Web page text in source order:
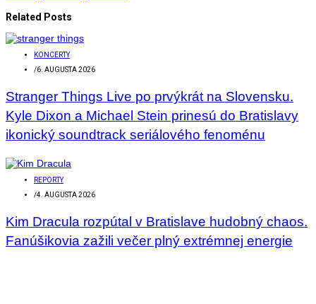
Related Posts
KONCERTY
/6. AUGUSTA 2026
Stranger Things Live po prvýkrát na Slovensku.
Kyle Dixon a Michael Stein prinesú do Bratislavy
ikonický soundtrack seriálového fenoménu
REPORTY
/4. AUGUSTA 2026
Kim Dracula rozpútal v Bratislave hudobný chaos.
Fanúšikovia zažili večer plný extrémnej energie